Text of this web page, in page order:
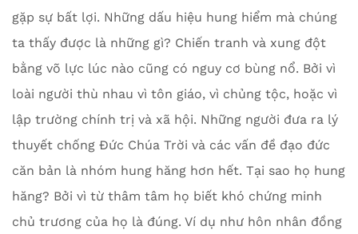
gặp sự bất lợi. Những dấu hiệu hung hiểm mà chúng
ta thấy được là những gì? Chiến tranh và xung đột
bằng võ lực lúc nào cũng có nguy cơ bùng nổ. Bởi vì
loài người thù nhau vì tôn giáo, vì chủng tộc, hoặc vì
lập trường chính trị và xã hội. Những người đưa ra lý
thuyết chống Đức Chúa Trời và các vấn đề đạo đức
căn bản là nhóm hung hăng hơn hết. Tại sao họ hung
hăng? Bởi vì từ thâm tâm họ biết khó chứng minh
chủ trương của họ là đúng. Ví dụ như hôn nhân đồng